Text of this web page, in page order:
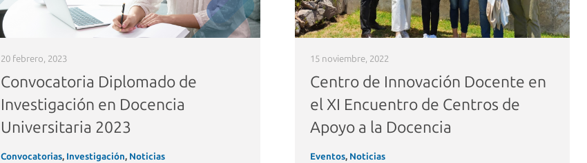
20 febrero, 2023
Convocatoria Diplomado de
Investigación en Docencia
Universitaria 2023
Convocatorias, Investigación, Noticias
15 noviembre, 2022
Centro de Innovación Docente en
el XI Encuentro de Centros de
Apoyo a la Docencia
Eventos, Noticias